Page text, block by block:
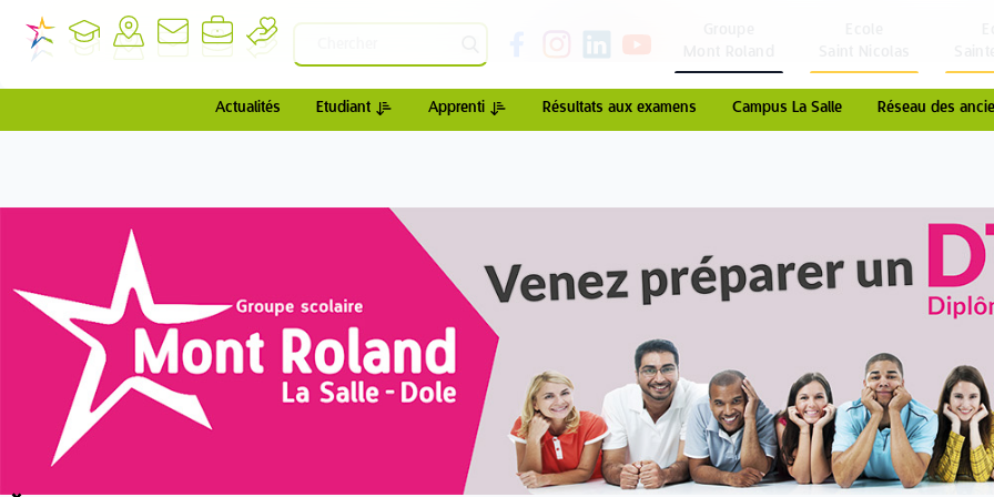
Actualités Etudiant Apprenti Résultats aux examens Campus La Salle Réseau des